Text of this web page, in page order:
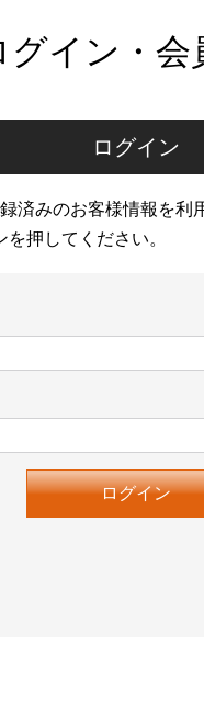
グイン・会
ログイン
済みのお客様情報を利
押してください。